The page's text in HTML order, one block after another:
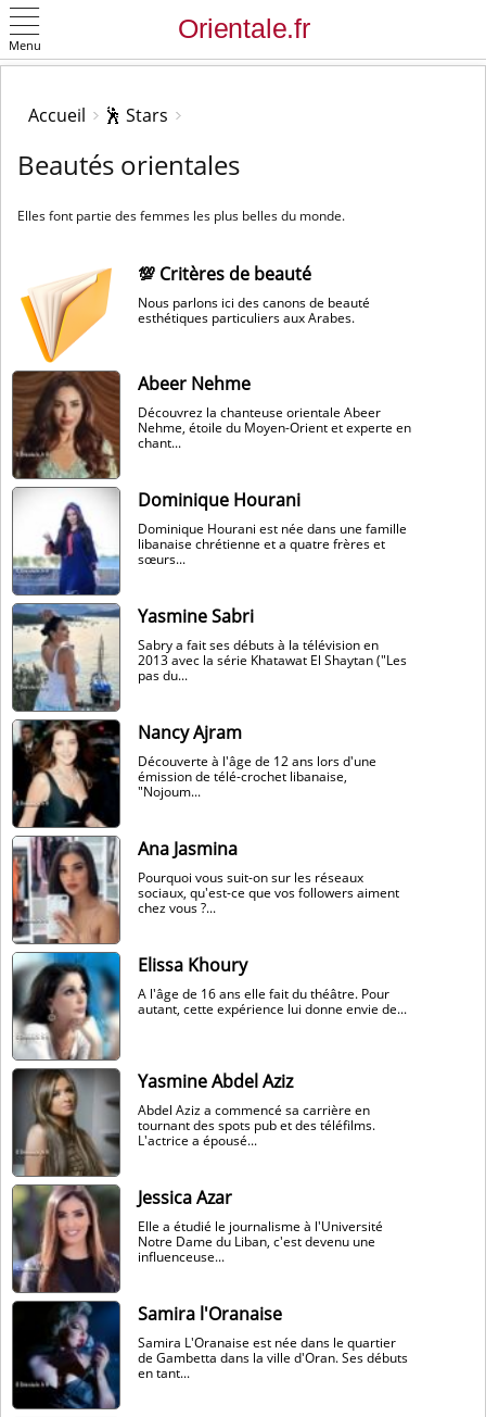
Menu
Accueil 🕺 Stars
Beautés orientales
Elles font partie des femmes les plus belles du monde.
💯 Critères de beauté
Nous parlons ici des canons de beauté
esthétiques particuliers aux Arabes.
Abeer Nehme
Découvrez la chanteuse orientale Abeer
Nehme, étoile du Moyen-Orient et experte en
chant...
Dominique Hourani
Dominique Hourani est née dans une famille
libanaise chrétienne et a quatre frères et
sœurs...
Yasmine Sabri
Sabry a fait ses débuts à la télévision en
2013 avec la série Khatawat El Shaytan ("Les
pas du...
Nancy Ajram
Découverte à l'âge de 12 ans lors d'une
émission de télé-crochet libanaise,
"Nojoum...
Ana Jasmina
Pourquoi vous suit-on sur les réseaux
sociaux, qu'est-ce que vos followers aiment
chez vous ?...
Elissa Khoury
A l'âge de 16 ans elle fait du théâtre. Pour
autant, cette expérience lui donne envie de...
Yasmine Abdel Aziz
Abdel Aziz a commencé sa carrière en
tournant des spots pub et des téléfilms.
L'actrice a épousé...
Jessica Azar
Elle a étudié le journalisme à l'Université
Notre Dame du Liban, c'est devenu une
influenceuse...
Samira l'Oranaise
Samira L'Oranaise est née dans le quartier
de Gambetta dans la ville d'Oran. Ses débuts
en tant...